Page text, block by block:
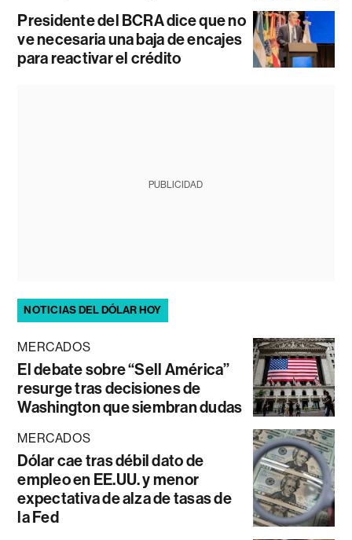
Presidente del BCRA dice que no
ve necesaria una baja de encajes
para reactivar el crédito
PUBLICIDAD
NOTICIAS DEL DÓLAR HOY
MERCADOS
El debate sobre “Sell América”
resurge tras decisiones de
Washington que siembran dudas
MERCADOS
Dólar cae tras débil dato de
empleo en EE.UU. y menor
expectativa de alza de tasas de
la Fed